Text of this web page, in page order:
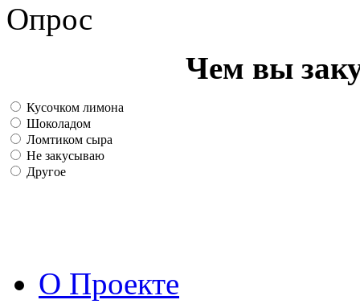
Опрос
Чем вы
Кусочком лимона
Шоколадом
Ломтиком сыра
Не закусываю
Другое
О Проекте